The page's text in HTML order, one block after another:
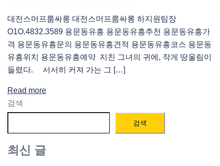
대전스머프룸싸롱 대전스머프룸싸롱 하지원팀장
O1O.4832.3589 용문동유흥 용문동유흥추천 용문동유흥가
격 용문동유흥문의 용문동유흥견적 용문동유흥코스 용문동
유흥위치 용문동유흥예약 지친 그녀의 귀에, 작게 땅울림이
들렸다. 서서히 커져 가는 그 […]
Read more
검색
검색
최신 글